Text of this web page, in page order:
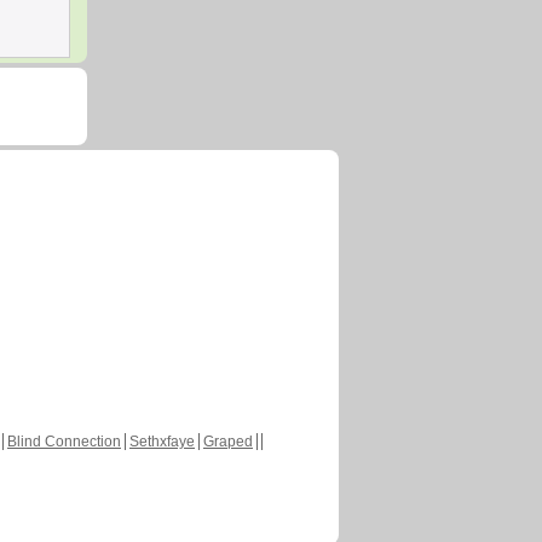
Blind Connection Sethxfaye Graped